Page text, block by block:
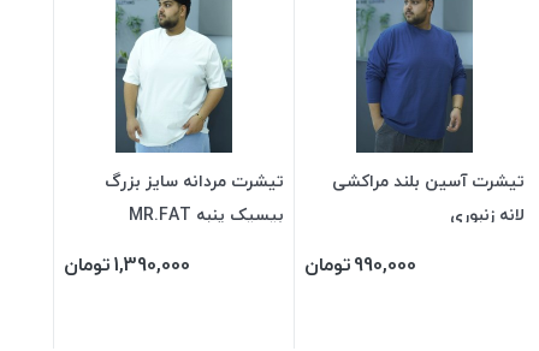
تیشرت آسین بلند مراکشی
لانه زنبوری
990,000تومان
تیشرت مردانه سایز بزرگ
بیسیک پنبه MR.FAT
1,390,000تومان